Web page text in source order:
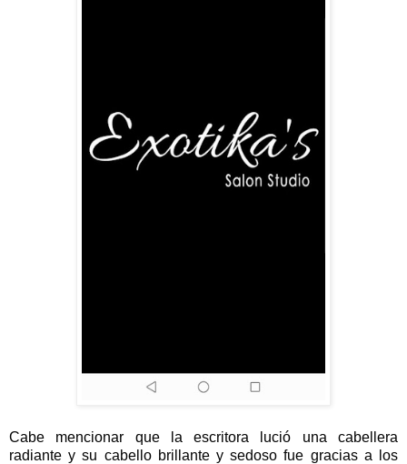
Cabe mencionar que la escritora lució una cabellera
radiante y su cabello brillante y sedoso fue gracias a los